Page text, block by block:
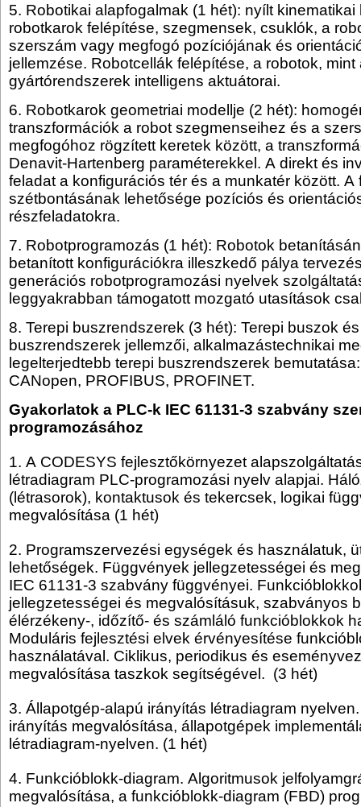
5. Robotikai alapfogalmak (1 hét): nyílt kinematikai
robotkarok felépítése, szegmensek, csuklók, a
szerszám vagy megfogó pozíciójának és
jellemzése. Robotcellák felépítése, a robotok, mint
gyártórendszerek intelligens aktuátorai.
6. Robotkarok geometriai modellje (2 hét):
transzformációk a robot szegmenseihez és a
megfogóhoz rögzített keretek között, a
Denavit-Hartenberg paraméterekkel. A direkt és
feladat a konfigurációs tér és a munkatér között. A
szétbontásának lehetősége pozíciós és
részfeladatokra.
7. Robotprogramozás (1 hét): Robotok
betanított konfigurációkra illeszkedő pálya
generációs robotprogramozási nyelvek
leggyakrabban támogatott mozgató utasítások
8. Terepi buszrendszerek (3 hét): Terepi buszok és
buszrendszerek jellemzői, alkalmazástechnikai
legelterjedtebb terepi buszrendszerek
CANopen, PROFIBUS, PROFINET.
Gyakorlatok a PLC-k IEC 61131-3 szabvány
programozásához
1. A CODESYS fejlesztőkörnyezet
létradiagram PLC-programozási nyelv alapjai.
(létrasorok), kontaktusok és tekercsek, logikai
megvalósítása (1 hét)
2. Programszervezési egységek és használatuk,
lehetőségek. Függvények jellegzetességei és
IEC 61131-3 szabvány függvényei.
jellegzetességei és megvalósításuk, szabványos
élérzékeny-, időzítő- és számláló funkcióblokkok
Moduláris fejlesztési elvek érvényesítése
használatával. Ciklikus, periodikus és
megvalósítása taszkok segítségével. (3 hét)
3. Állapotgép-alapú irányítás létradiagram
irányítás megvalósítása, állapotgépek
létradiagram-nyelven. (1 hét)
4. Funkcióblokk-diagram. Algoritmusok
megvalósítása, a funkcióblokk-diagram (FBD)